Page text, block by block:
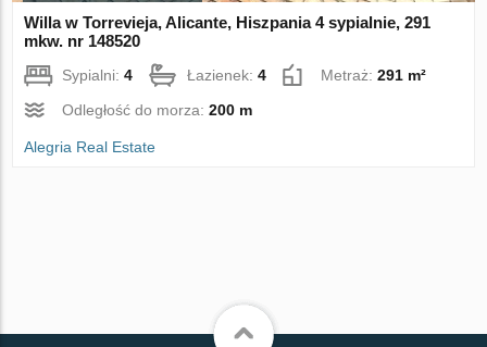
Willa w Torrevieja, Alicante, Hiszpania 4 sypialnie, 291
mkw. nr 148520
Sypialni:4 Łazienek:4 Metraż:291 m²
Odległość do morza:200 m
Alegria Real Estate